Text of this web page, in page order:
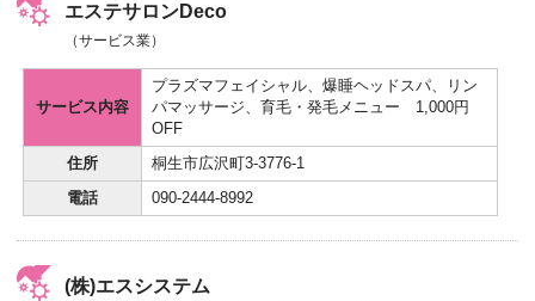
エステサロンDeco
（サービス業）
サービス内容
プラズマフェイシャル、爆睡ヘッドスパ、リン
パマッサージ、育毛・発毛メニュー 1,000円
OFF
住所 桐生市広沢町3-3776-1
電話 090-2444-8992
(株)エスシステム